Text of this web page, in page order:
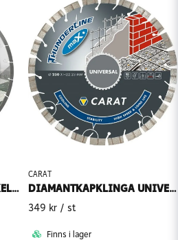
DIAMANTKAPKLINGA KAKEL CSM MASTER
CARAT
DIAMANTKAPKLINGA UNIVERSAL THUNDERLINE MAX CEBM
349 kr / st
Finns i lager